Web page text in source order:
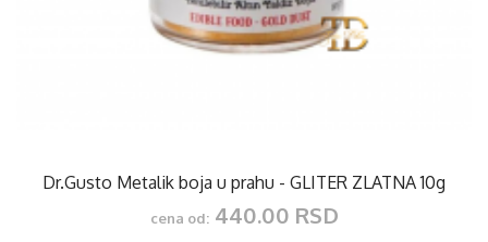
Dr.Gusto Metalik boja u prahu - GLITER ZLATNA 10g
cena od:440.00 RSD